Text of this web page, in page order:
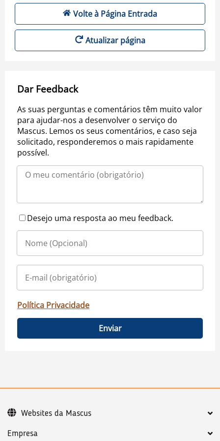
Volte à Página Entrada
Atualizar página
Dar Feedback
As suas perguntas e comentários têm muito valor
para ajudar-nos a desenvolver o serviço do
Mascus. Lemos os seus comentários, e caso seja
solicitado, responderemos o mais rapidamente
possível.
Desejo uma resposta ao meu feedback.
Política Privacidade
Enviar
Empresa
Websites da Mascus